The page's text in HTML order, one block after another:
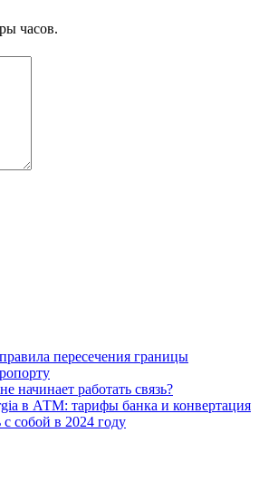
часов.
пересечения границы
начинает работать связь?
в АТМ: тарифы банка и конвертация
с собой в 2024 году